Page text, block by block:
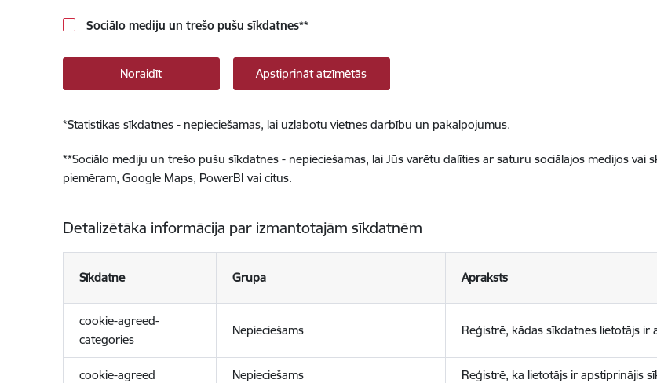
Sociālo mediju un trešo pušu sīkdatnes**
Noraidīt Apstiprināt atzīmētās
*Statistikas sīkdatnes - nepieciešamas, lai uzlabotu vietnes darbību un pakalpojumus.
**Sociālo mediju un trešo pušu sīkdatnes - nepieciešamas, lai Jūs varētu dalīties ar saturu sociālajos medijos
piemēram, Google Maps, PowerBI vai citus.
Detalizētāka informācija par izmantotajām sīkdatnēm
Sīkdatne Grupa Apraksts
cookie-agreed-
categories
Nepieciešams Reģistrē, kādas sīkdatnes lietotājs ir
cookie-agreed Nepieciešams Reģistrē, ka lietotājs ir apstiprinājis